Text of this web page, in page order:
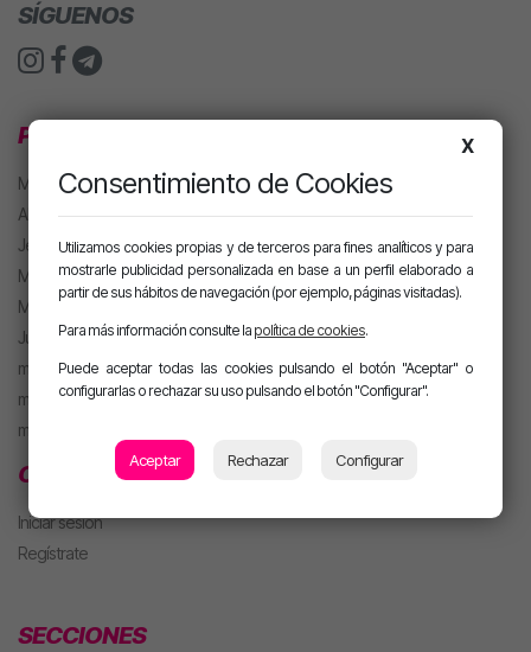
SÍGUENOS
PROGRAMACIÓN
MJ
Alan González
Jesús Sánchez
Mel Pescuezo
Manu Rubio
Juanma Arriaza
motiva HOT
motiva PARTY con Alan
m. PARTY Extended
CLUB MOTIVA
Iniciar sesión
Regístrate
SECCIONES
X
Consentimiento de Cookies
Utilizamos cookies propias y de terceros para fines analíticos y para
mostrarle publicidad personalizada en base a un perfil elaborado a
partir de sus hábitos de navegación (por ejemplo, páginas visitadas).
Para más información consulte la política de cookies.
Puede aceptar todas las cookies pulsando el botón "Aceptar" o
configurarlas o rechazar su uso pulsando el botón "Configurar".
Aceptar Rechazar Configurar